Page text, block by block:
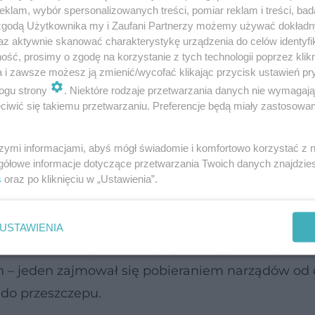
oddychał przez rurkę tracheostomijną, nie
ale cały czas się zachłystywał wskutek cofania
społecznościowych dowiedział się, że w
wykonywane przeszczepy narządów szyi przez
transplantacji narządów szyi. Operacja
zostały dwa zespoły lekarzy, które
jeden zajmował się pobieraniem narządów od
przeszczepu.
wybór spersonalizowanych treści, pomiar reklam i treści,
Użytkownika my i Zaufani Partnerzy możemy używać
aktywnie skanować charakterystykę urządzenia do celów
prosimy o zgodę na korzystanie z tych technologii poprzez
i zawsze możesz ją zmienić/wycofać klikając przycisk ustawień
strony
. Niektóre rodzaje przetwarzania danych nie
się takiemu przetwarzaniu. Preferencje będą miały
informacjami, abyś mógł świadomie i komfortowo korzystać z
informacje dotyczące przetwarzania Twoich danych
oraz po kliknięciu w „Ustawienia”.
USTAWIENIA